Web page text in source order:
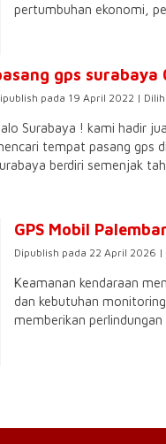
pertumbuhan ekonomi,
gps surabaya
pada 19 April 2022 |
Surabaya ! kami hadir
tempat pasang gps
berdiri semenjak
GPS Mobil
Dipublish pada 22 April 2026
Keamanan kendaraan
dan kebutuhan
memberikan